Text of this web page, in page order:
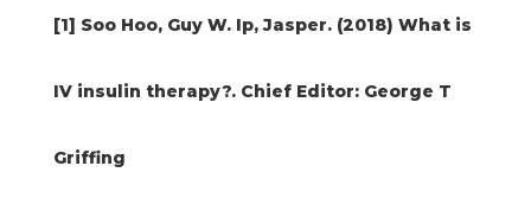
[1] Soo Hoo, Guy W. Ip, Jasper. (2018) What is
IV insulin therapy?. Chief Editor: George T
Griffing